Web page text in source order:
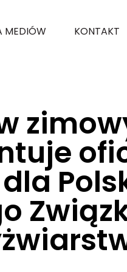
MEDIÓW KONTAKT